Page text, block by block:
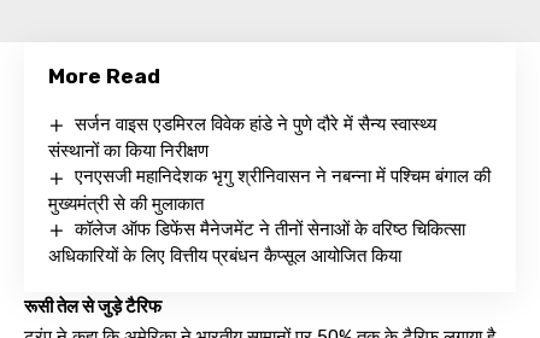
More Read
सर्जन वाइस एडमिरल विवेक हांडे ने पुणे दौरे में सैन्य स्वास्थ्य
संस्थानों का किया निरीक्षण
एनएसजी महानिदेशक भृगु श्रीनिवासन ने नबन्ना में पश्चिम बंगाल की
मुख्यमंत्री से की मुलाकात
कॉलेज ऑफ डिफेंस मैनेजमेंट ने तीनों सेनाओं के वरिष्ठ चिकित्सा
अधिकारियों के लिए वित्तीय प्रबंधन कैप्सूल आयोजित किया
रूसी तेल से जुड़े टैरिफ